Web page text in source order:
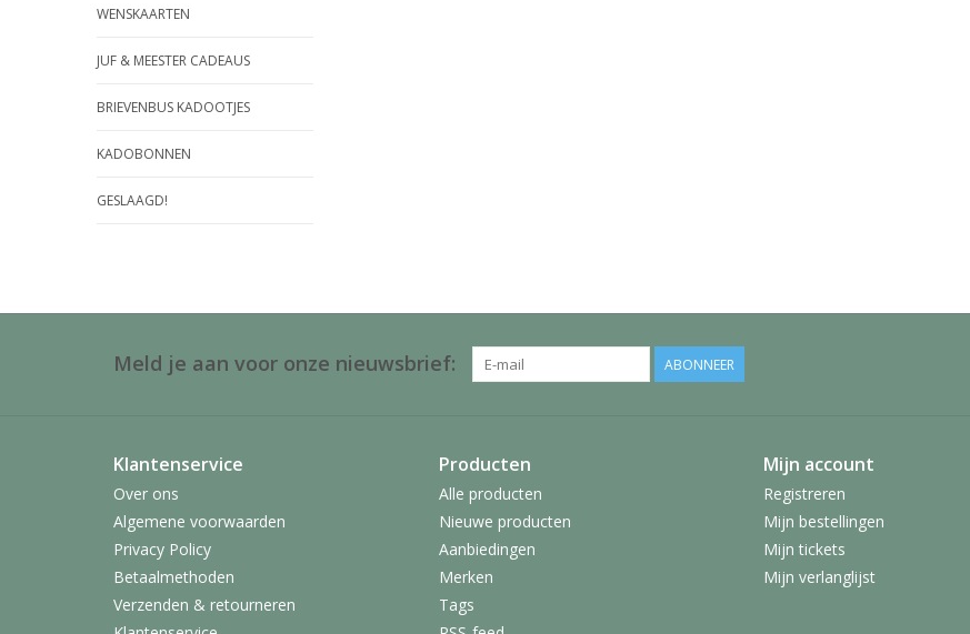
WENSKAARTEN
JUF & MEESTER CADEAUS
BRIEVENBUS KADOOTJES
KADOBONNEN
GESLAAGD!
Meld je aan voor onze nieuwsbrief: ABONNEER
Klantenservice
Over ons
Algemene voorwaarden
Privacy Policy
Betaalmethoden
Verzenden & retourneren
Producten
Alle producten
Nieuwe producten
Aanbiedingen
Merken
Tags
Mijn account
Registreren
Mijn bestellingen
Mijn tickets
Mijn verlanglijst